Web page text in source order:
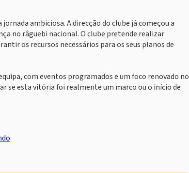
ambiciosa. A direcção do clube já começou a
no râguebi nacional. O clube pretende realizar
os recursos necessários para os seus planos de
com eventos programados e um foco renovado no
se esta vitória foi realmente um marco ou o início de